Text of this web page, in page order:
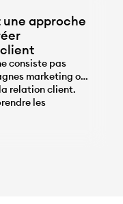
une approche
consiste pas
marketing ou
relation client.
les
les